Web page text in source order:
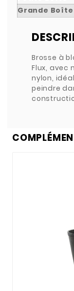
Grande Boîte
Brosse à
Flux, avec
nylon,
peindre